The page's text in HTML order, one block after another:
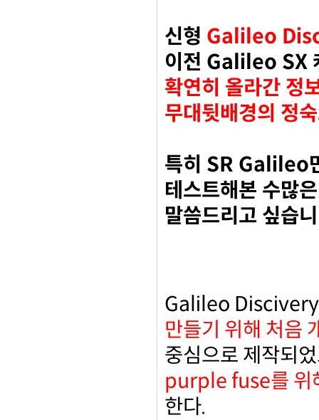
신형 Galileo
이전 Galileo SX
확연히 올라간 정
무대뒷배경의 정
특히 SR Galileo
테스트해본 수많
말씀드리고 싶습
Galileo
만들기 위해 처음
중심으로 제작되
purple fuse를 위
한다.